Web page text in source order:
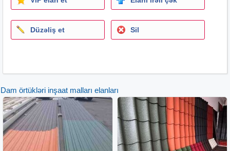
tünd mavi və digər tonlar
Profil növü: Trapetsiya formalı dalğalı profil
Ölçülər: Faydalı en ~115sm ~ uzunluq sifarişə uyğun (2 m
metaldam, metaldamortuk, damlevha, levha, sac, dam
sacı, damsaci, damsaçı, rənqli, qırmızı, bozz, yaşil, yashil,
yasyl, qehveyi, qəhvəyi, tünd, paslanmaz, uzunomurlu,
ev, qaraj, anbar, tikinti, inşaat, damustu, damörtüyü
металлочерепица, кровля, кровельныйлист, крыша,
кровельныйматериал, металл, лист, цветнаякровля,
Düzəliş et Sil
Dam örtükləri inşaat malları elanları